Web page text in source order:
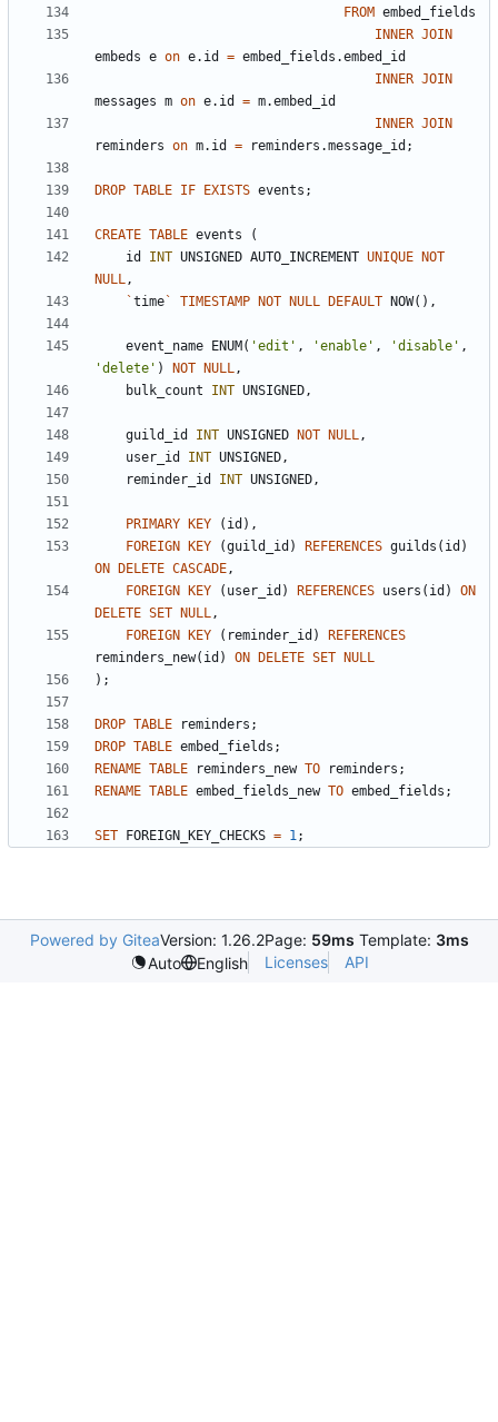
FROM embed_fields
INNER JOIN
embeds e on e. id = embed_fields .embed_id
INNER JOIN
messages m on e. id = m.embed_id
INNER JOIN
reminders on m. id = reminders .message_id ;
DROP TABLE IF EXISTS events ;
CREATE TABLE events
(
id
INT UNSIGNED AUTO_INCREMENT UNIQUE
NOT
NULL,
`time ` TIMESTAMP NOT NULL DEFAULT NOW( ) ,
event_name ENUM ( 'edit ' , 'enable ' , 'disable ' ,
'delete ' ) NOT NULL,
bulk_count
INT UNSIGNED,
guild_id INT UNSIGNED NOT NULL,
user_id
INT UNSIGNED,
reminder_id
INT UNSIGNED,
PRIMARY KEY ( id ) ,
FOREIGN
KEY (guild_id ) REFERENCES guilds ( id )
ON
DELETE CASCADE,
FOREIGN
KEY ( user_id ) REFERENCES users ( id )
ON
DELETE SET NULL,
FOREIGN
KEY ( reminder_id )
REFERENCES
reminders_new( id ) ON DELETE SET
NULL
) ;
DROP TABLE reminders ;
DROP TABLE embed_fields ;
RENAME TABLE reminders_new TO reminders ;
RENAME TABLE embed_fields_new TO embed_fields ;
SET FOREIGN_KEY_CHECKS = 1;
Powered by GiteaVersion: 1.26.2Page: 59ms Template: 3ms
Auto
English Licenses API